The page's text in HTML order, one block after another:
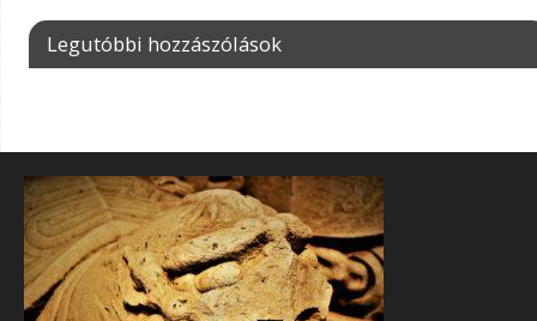
Legutóbbi hozzászólások